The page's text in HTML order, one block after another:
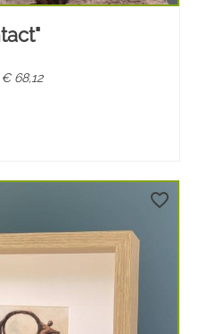
68,12
favorite_border